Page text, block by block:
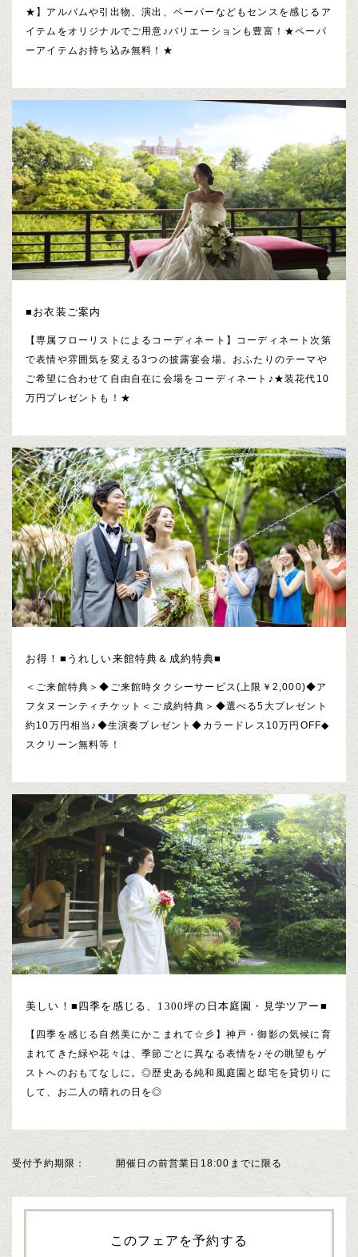
★】アルバムや引出物、演出、ペーパーなどもセンスを感じるア
イテムをオリジナルでご用意♪バリエーションも豊富！★ペーパ
ーアイテムお持ち込み無料！★
■お衣装ご案内
【専属フローリストによるコーディネート】コーディネート次第
で表情や雰囲気を変える3つの披露宴会場。おふたりのテーマや
ご希望に合わせて自由自在に会場をコーディネート♪★装花代10
万円プレゼントも！★
お得！■うれしい来館特典＆成約特典■
＜ご来館特典＞◆ご来館時タクシーサービス(上限￥2,000)◆ア
フタヌーンティチケット＜ご成約特典＞◆選べる5大プレゼント
約10万円相当♪◆生演奏プレゼント◆カラードレス10万円OFF◆
スクリーン無料等！
美しい！■四季を感じる、1300坪の日本庭園・見学ツアー■
【四季を感じる自然美にかこまれて☆彡】神戸・御影の気候に育
まれてきた緑や花々は、季節ごとに異なる表情を♪その眺望もゲ
ストへのおもてなしに。◎歴史ある純和風庭園と邸宅を貸切りに
して、お二人の晴れの日を◎
受付予約期限 開催日の前営業日18:00までに限る
このフェアを予約する